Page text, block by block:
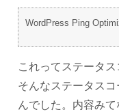
WordPress Ping
これってステータス
そんなステータス
んでした。内容みて